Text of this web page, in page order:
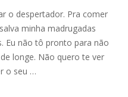
o despertador. Pra comer
minha madrugadas
Eu não tô pronto para não
longe. Não quero te ver
o seu …